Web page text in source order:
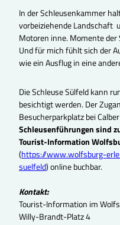
In der Schleusenkammer
vorbeiziehende Landschaft
Motoren inne. Momente
Und für mich fühlt sich der
wie ein Ausflug in eine
Die Schleuse Sülfeld kann
besichtigt werden. Der
Besucherparkplatz bei
Schleusenführungen sind
Tourist-Information
(https://www.wolfsburg-
suelfeld) online buchbar.
Kontakt:
Tourist-Information im
Willy-Brandt-Platz 4